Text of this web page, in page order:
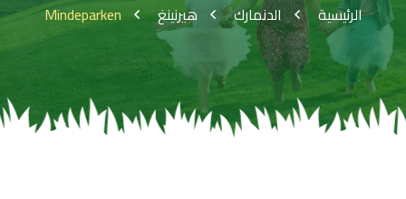
الرئيسية الدنمارك هيرنينغ Mindeparken